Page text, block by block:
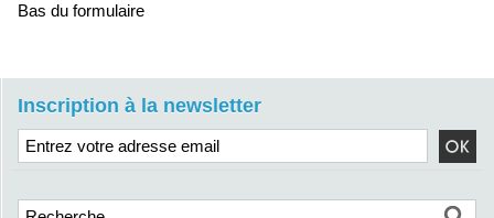
Bas du formulaire
Inscription à la newsletter